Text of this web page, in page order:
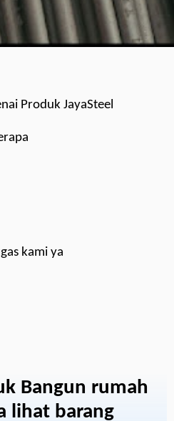
Produk JayaSteel
kami ya
Bangun rumah
lihat barang